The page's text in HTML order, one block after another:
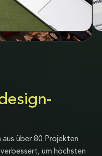
aus über 80 Projekten
um höchsten